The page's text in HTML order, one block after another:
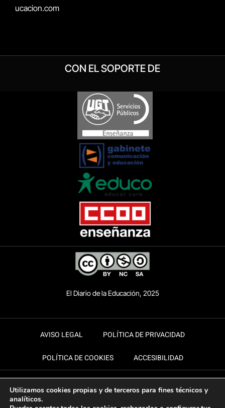
ucacion.com
CON EL SOPORTE DE
El Diario de la Educación, 2025
AVISO LEGAL POLÍTICA DE PRIVACIDAD
POLÍTICA DE COOKIES ACCESIBILIDAD
Utilizamos cookies propias y de terceros para fines técnicos y
analíticos.